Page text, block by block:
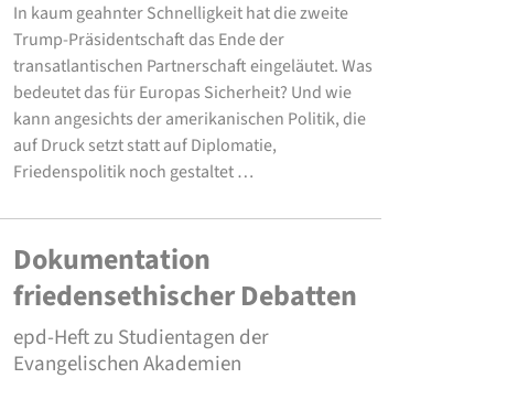
In kaum geahnter Schnelligkeit hat die zweite
Trump-Präsidentschaft das Ende der
transatlantischen Partnerschaft eingeläutet. Was
bedeutet das für Europas Sicherheit? Und wie
kann angesichts der amerikanischen Politik, die
auf Druck setzt statt auf Diplomatie,
Friedenspolitik noch gestaltet …
Dokumentation
friedensethischer Debatten
epd-Heft zu Studientagen der
Evangelischen Akademien